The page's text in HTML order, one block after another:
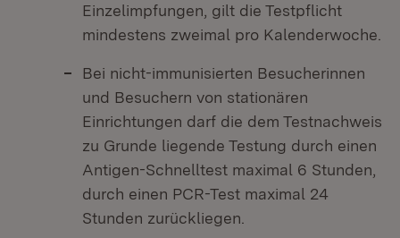
Einzelimpfungen, gilt die Testpflicht
mindestens zweimal pro Kalenderwoche.
Bei nicht-immunisierten Besucherinnen
und Besuchern von stationären
Einrichtungen darf die dem Testnachweis
zu Grunde liegende Testung durch einen
Antigen-Schnelltest maximal 6 Stunden,
durch einen PCR-Test maximal 24
Stunden zurückliegen.